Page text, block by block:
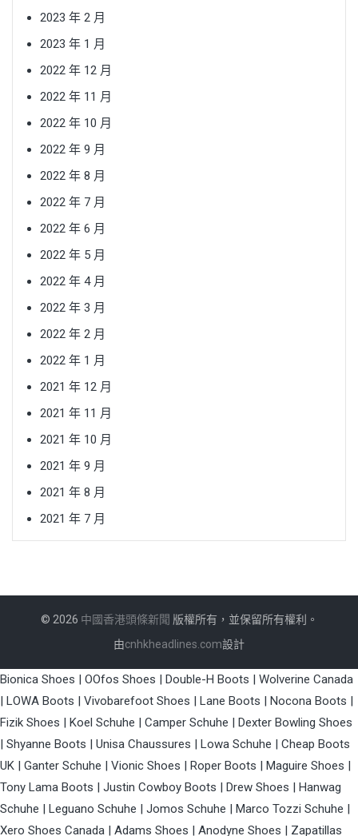
2023 年 2 月
2023 年 1 月
2022 年 12 月
2022 年 11 月
2022 年 10 月
2022 年 9 月
2022 年 8 月
2022 年 7 月
2022 年 6 月
2022 年 5 月
2022 年 4 月
2022 年 3 月
2022 年 2 月
2022 年 1 月
2021 年 12 月
2021 年 11 月
2021 年 10 月
2021 年 9 月
2021 年 8 月
2021 年 7 月
© 2026 中國香港頭條新聞 版權所有，並保留所有權利。
由cnhkheadlines.com設計
Bionica Shoes | OOfos Shoes | Double-H Boots | Wolverine Canada
| LOWA Boots | Vivobarefoot Shoes | Lane Boots | Nocona Boots |
Fizik Shoes | Koel Schuhe | Camper Schuhe | Dexter Bowling Shoes
| Shyanne Boots | Unisa Chaussures | Lowa Schuhe | Cheap Boots
UK | Ganter Schuhe | Vionic Shoes | Roper Boots | Maguire Shoes |
Tony Lama Boots | Justin Cowboy Boots | Drew Shoes | Hanwag
Schuhe | Leguano Schuhe | Jomos Schuhe | Marco Tozzi Schuhe |
Xero Shoes Canada | Adams Shoes | Anodyne Shoes | Zapatillas